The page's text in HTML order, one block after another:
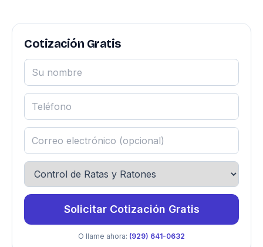
Cotización Gratis
Solicitar Cotización Gratis
O llame ahora: (929) 641-0632